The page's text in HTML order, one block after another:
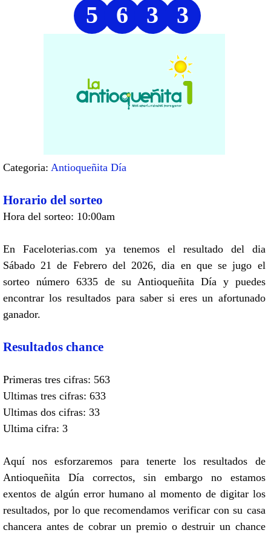
5 6 3 3
Categoria: Antioqueñita Día
Horario del sorteo
Hora del sorteo: 10:00am
En Faceloterias.com ya tenemos el resultado del dia
Sábado 21 de Febrero del 2026, dia en que se jugo el
sorteo número 6335 de su Antioqueñita Día y puedes
encontrar los resultados para saber si eres un afortunado
ganador.
Resultados chance
Primeras tres cifras: 563
Ultimas tres cifras: 633
Ultimas dos cifras: 33
Ultima cifra: 3
Aquí nos esforzaremos para tenerte los resultados de
Antioqueñita Día correctos, sin embargo no estamos
exentos de algún error humano al momento de digitar los
resultados, por lo que recomendamos verificar con su casa
chancera antes de cobrar un premio o destruir un chance